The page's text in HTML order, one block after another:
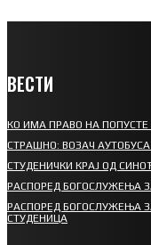
ВЕСТИ
КО ИМА ПРАВО НА ПОПУСТЕ
СТРАШНО: ВОЗАЧ
СТУДЕНИЧКИ КРАЈ ОД
РАСПОРЕД БОГОСЛУЖЕЊА
РАСПОРЕД БОГОСЛУЖЕЊА
СТУДЕНИЦА